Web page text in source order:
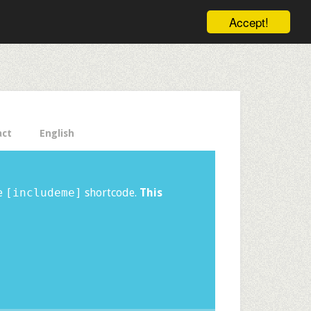
Accept!
English
[includeme] shortcode. This